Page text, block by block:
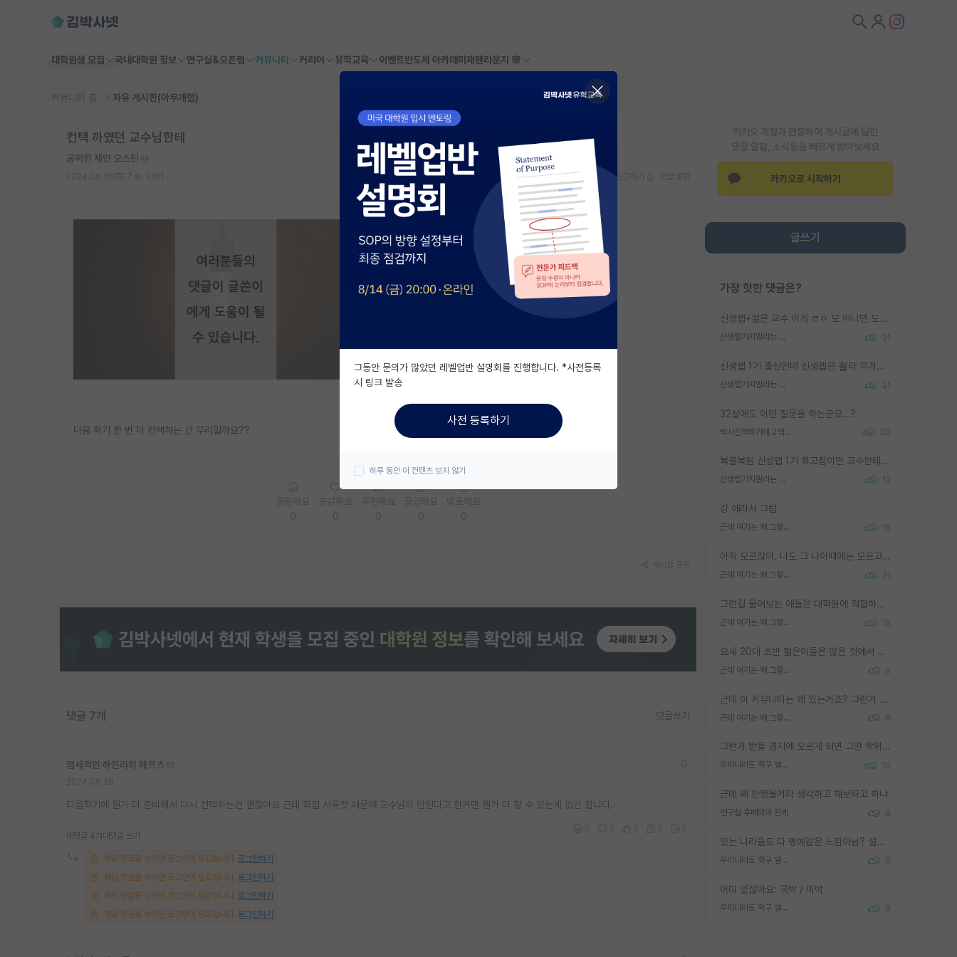
대학원생 모집 국내대학원 정보 연구실&오픈랩 커뮤니티 커리어 유학교육 이벤트반도체 아카데미 재팬라운지 🌸
커뮤니티 홈 자유 게시판(아무개랩)
카카오 계정과 연동하여 게시글에 달린
댓글 알람, 소식등을 빠르게 받아보세요
카카오로 시작하기
글쓰기
가장 핫한 댓글은?
신생랩+젊은 교수 이게 ㄹㅇ 모 아니면 도인듯.
신생랩가지말라는 이유가 있었구나 21
신생랩 1기 출신인데 신생랩은 줠라 무거운 바벨 같은거임. 들면 대박인데 못들면 깔려 죽음. 아무도 알려주지 않는 환경에서 자생해야하지만, 일단 살아남았다면 그 어떤 사람보다 악착같고 생존력 높은 사람으로 거듭날 수 있음
신생랩가지말라는 이유가 있었구나 21
32살에도 이런 질문을 하는군요...?
박사진학하기에 2억은 괜찮은 (?) 정도의 경제력인가요 30
복불복임 신생랩 1기 최고참이면 교수한테 직접 지도받는 시간이 매우 많음 제대로 된 교수라면 말이지 그게 아니라면 그냥 넌 해방 불가능한 노예 1호에 감점쓰레기통이 되는거고
신생랩가지말라는 이유가 있었구나 12
걍 애라서 그럼
근데 여기는 왜 그렇게 SPK를 물어보는거임? 16
아직 모르잖아. 나도 그 나이때에는 모르고 평가 받고 안심하고 싶었어.
근데 여기는 왜 그렇게 SPK를 물어보는거임? 21
그런걸 물어보는 애들은 대학원에 적합하지 않다
근데 여기는 왜 그렇게 SPK를 물어보는거임? 18
요새 20대 초반 젊은이들은 많은 것에서 가성비를 따지더라고요. 내가 이 정도 인풋을 넣었을 때 그만큼 아웃풋이 나올 것인가? 사실 아웃풋이 인풋 대비 리니어하게 나오지 않는 영역을 시도하기 싫어한다는 느낌입니다.
근데 여기는 왜 그렇게 SPK를 물어보는거임? 9
근데 이 커뮤니티는 왜 있는거죠? 그런거 쉽게 물어볼수있어서 있는거 아닌가요? 그렇게 보기 싫으면 커뮤니티도 하지마시지 그러면
근데 여기는 왜 그렇게 SPK를 물어보는거임? 8
그런거 받을 경지에 오르게 되면 그딴 학위명이 필요없음
우리나라도 학구 열풍보면 Higher Doctorate 학위가 필요하다고 봅니다. 10
근데 왜 안했을거라 생각하고 해보라고 하냐
연구실 후배와의 관계 8
있는 나라들도 다 명예같은 느낌아님? 설마 박사끼리 등급나눠서 학위수여하자 같은 헛소리는 아니지? ㅋㅋ
우리나라도 학구 열풍보면 Higher Doctorate 학위가 필요하다고 봅니다. 9
이미 있잖아요: 국박 / 미박
우리나라도 학구 열풍보면 Higher Doctorate 학위가 필요하다고 봅니다. 8
컨택 까였던 교수님한테
공허한 제인 오스틴
스크랩 신고하기
다음 학기 한 번 더 컨택하는 건 무리일까요??
댓글 7개 댓글쓰기
염세적인 하인리히 헤르츠
다음학기에 뭔가 더 준비해서 다시 컨택하는건 괜찮아요 근데 학점 서류컷 때문에 교수님이 안된다고 한거면 뭔가 더 할 수 있는게 없긴 합니다.
대댓글 4개 대댓글 쓰기
해당 댓글을 보려면 로그인이 필요합니다. 로그인하기
해당 댓글을 보려면 로그인이 필요합니다. 로그인하기
해당 댓글을 보려면 로그인이 필요합니다. 로그인하기
해당 댓글을 보려면 로그인이 필요합니다. 로그인하기
그동안 문의가 많았던 레벨업반 설명회를 진행합니다. *사전등록
시 링크 발송
사전 등록하기
하루 동안 이 컨텐츠 보지 않기